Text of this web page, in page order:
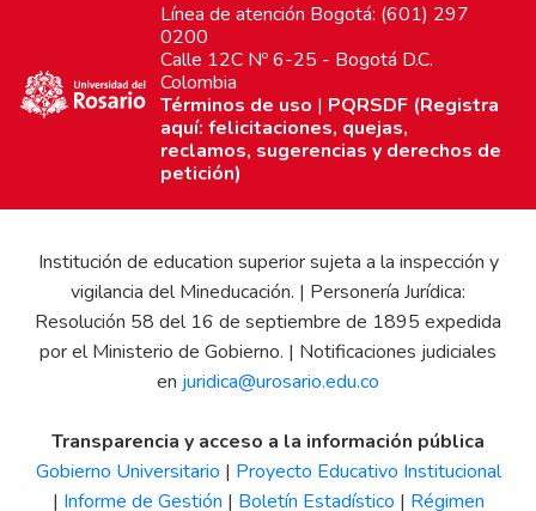
Línea de atención Bogotá: (601) 297
0200
Calle 12C Nº 6-25 - Bogotá D.C.
Colombia
Términos de uso | PQRSDF (Registra
aquí: felicitaciones, quejas,
reclamos, sugerencias y derechos de
petición)
Institución de education superior sujeta a la inspección y
vigilancia del Mineducación. | Personería Jurídica:
Resolución 58 del 16 de septiembre de 1895 expedida
por el Ministerio de Gobierno. | Notificaciones judiciales
en juridica@urosario.edu.co
Transparencia y acceso a la información pública
Gobierno Universitario | Proyecto Educativo Institucional
| Informe de Gestión | Boletín Estadístico | Régimen